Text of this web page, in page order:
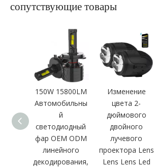
сопутствующие товары
150W 15800LM
Автомобильны
й
светодиодный
фар OEM ODM
линейного
декодирования,
Изменение
цвета 2-
дюймового
двойного
лучевого
проектора Lens
Lens Lens Led